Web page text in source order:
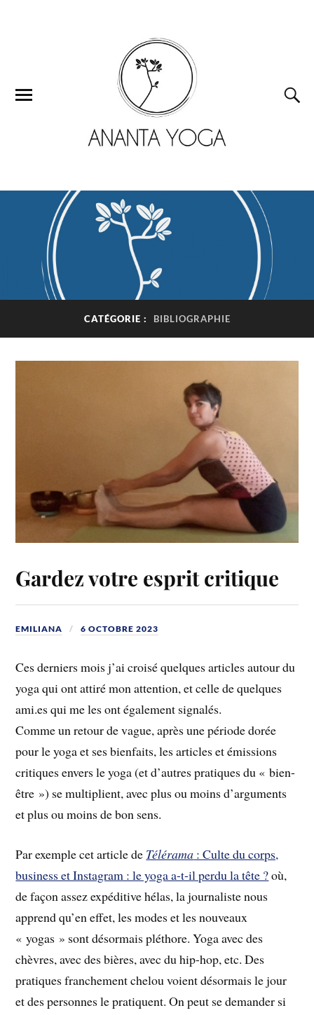
CATÉGORIE : BIBLIOGRAPHIE
Gardez votre esprit critique
EMILIANA 6 OCTOBRE 2023
Ces derniers mois j’ai croisé quelques articles autour du
yoga qui ont attiré mon attention, et celle de quelques
ami.es qui me les ont également signalés.
Comme un retour de vague, après une période dorée
pour le yoga et ses bienfaits, les articles et émissions
critiques envers le yoga (et d’autres pratiques du « bien-
être ») se multiplient, avec plus ou moins d’arguments
et plus ou moins de bon sens.
Par exemple cet article de Télérama : Culte du corps,
business et Instagram : le yoga a-t-il perdu la tête ?où,
de façon assez expéditive hélas, la journaliste nous
apprend qu’en effet, les modes et les nouveaux
« yogas » sont désormais pléthore. Yoga avec des
chèvres, avec des bières, avec du hip-hop, etc. Des
pratiques franchement chelou voient désormais le jour
et des personnes le pratiquent. On peut se demander si